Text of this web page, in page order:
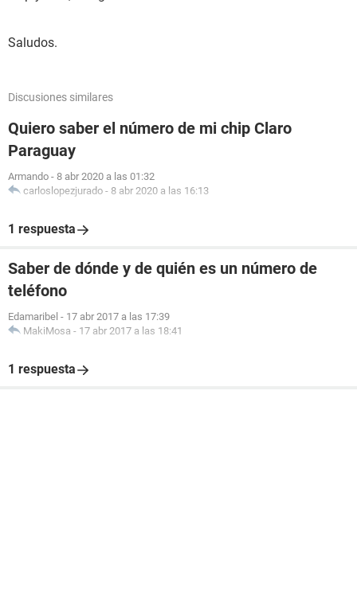
Saludos.
Discusiones similares
Quiero saber el número de mi chip Claro
Paraguay
Armando - 8 abr 2020 a las 01:32
carloslopezjurado - 8 abr 2020 a las 16:13
1 respuesta
Saber de dónde y de quién es un número de
teléfono
Edamaribel - 17 abr 2017 a las 17:39
MakiMosa - 17 abr 2017 a las 18:41
1 respuesta